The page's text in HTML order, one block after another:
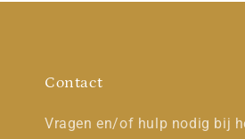
Contact
Vragen en/of hulp nodig bij